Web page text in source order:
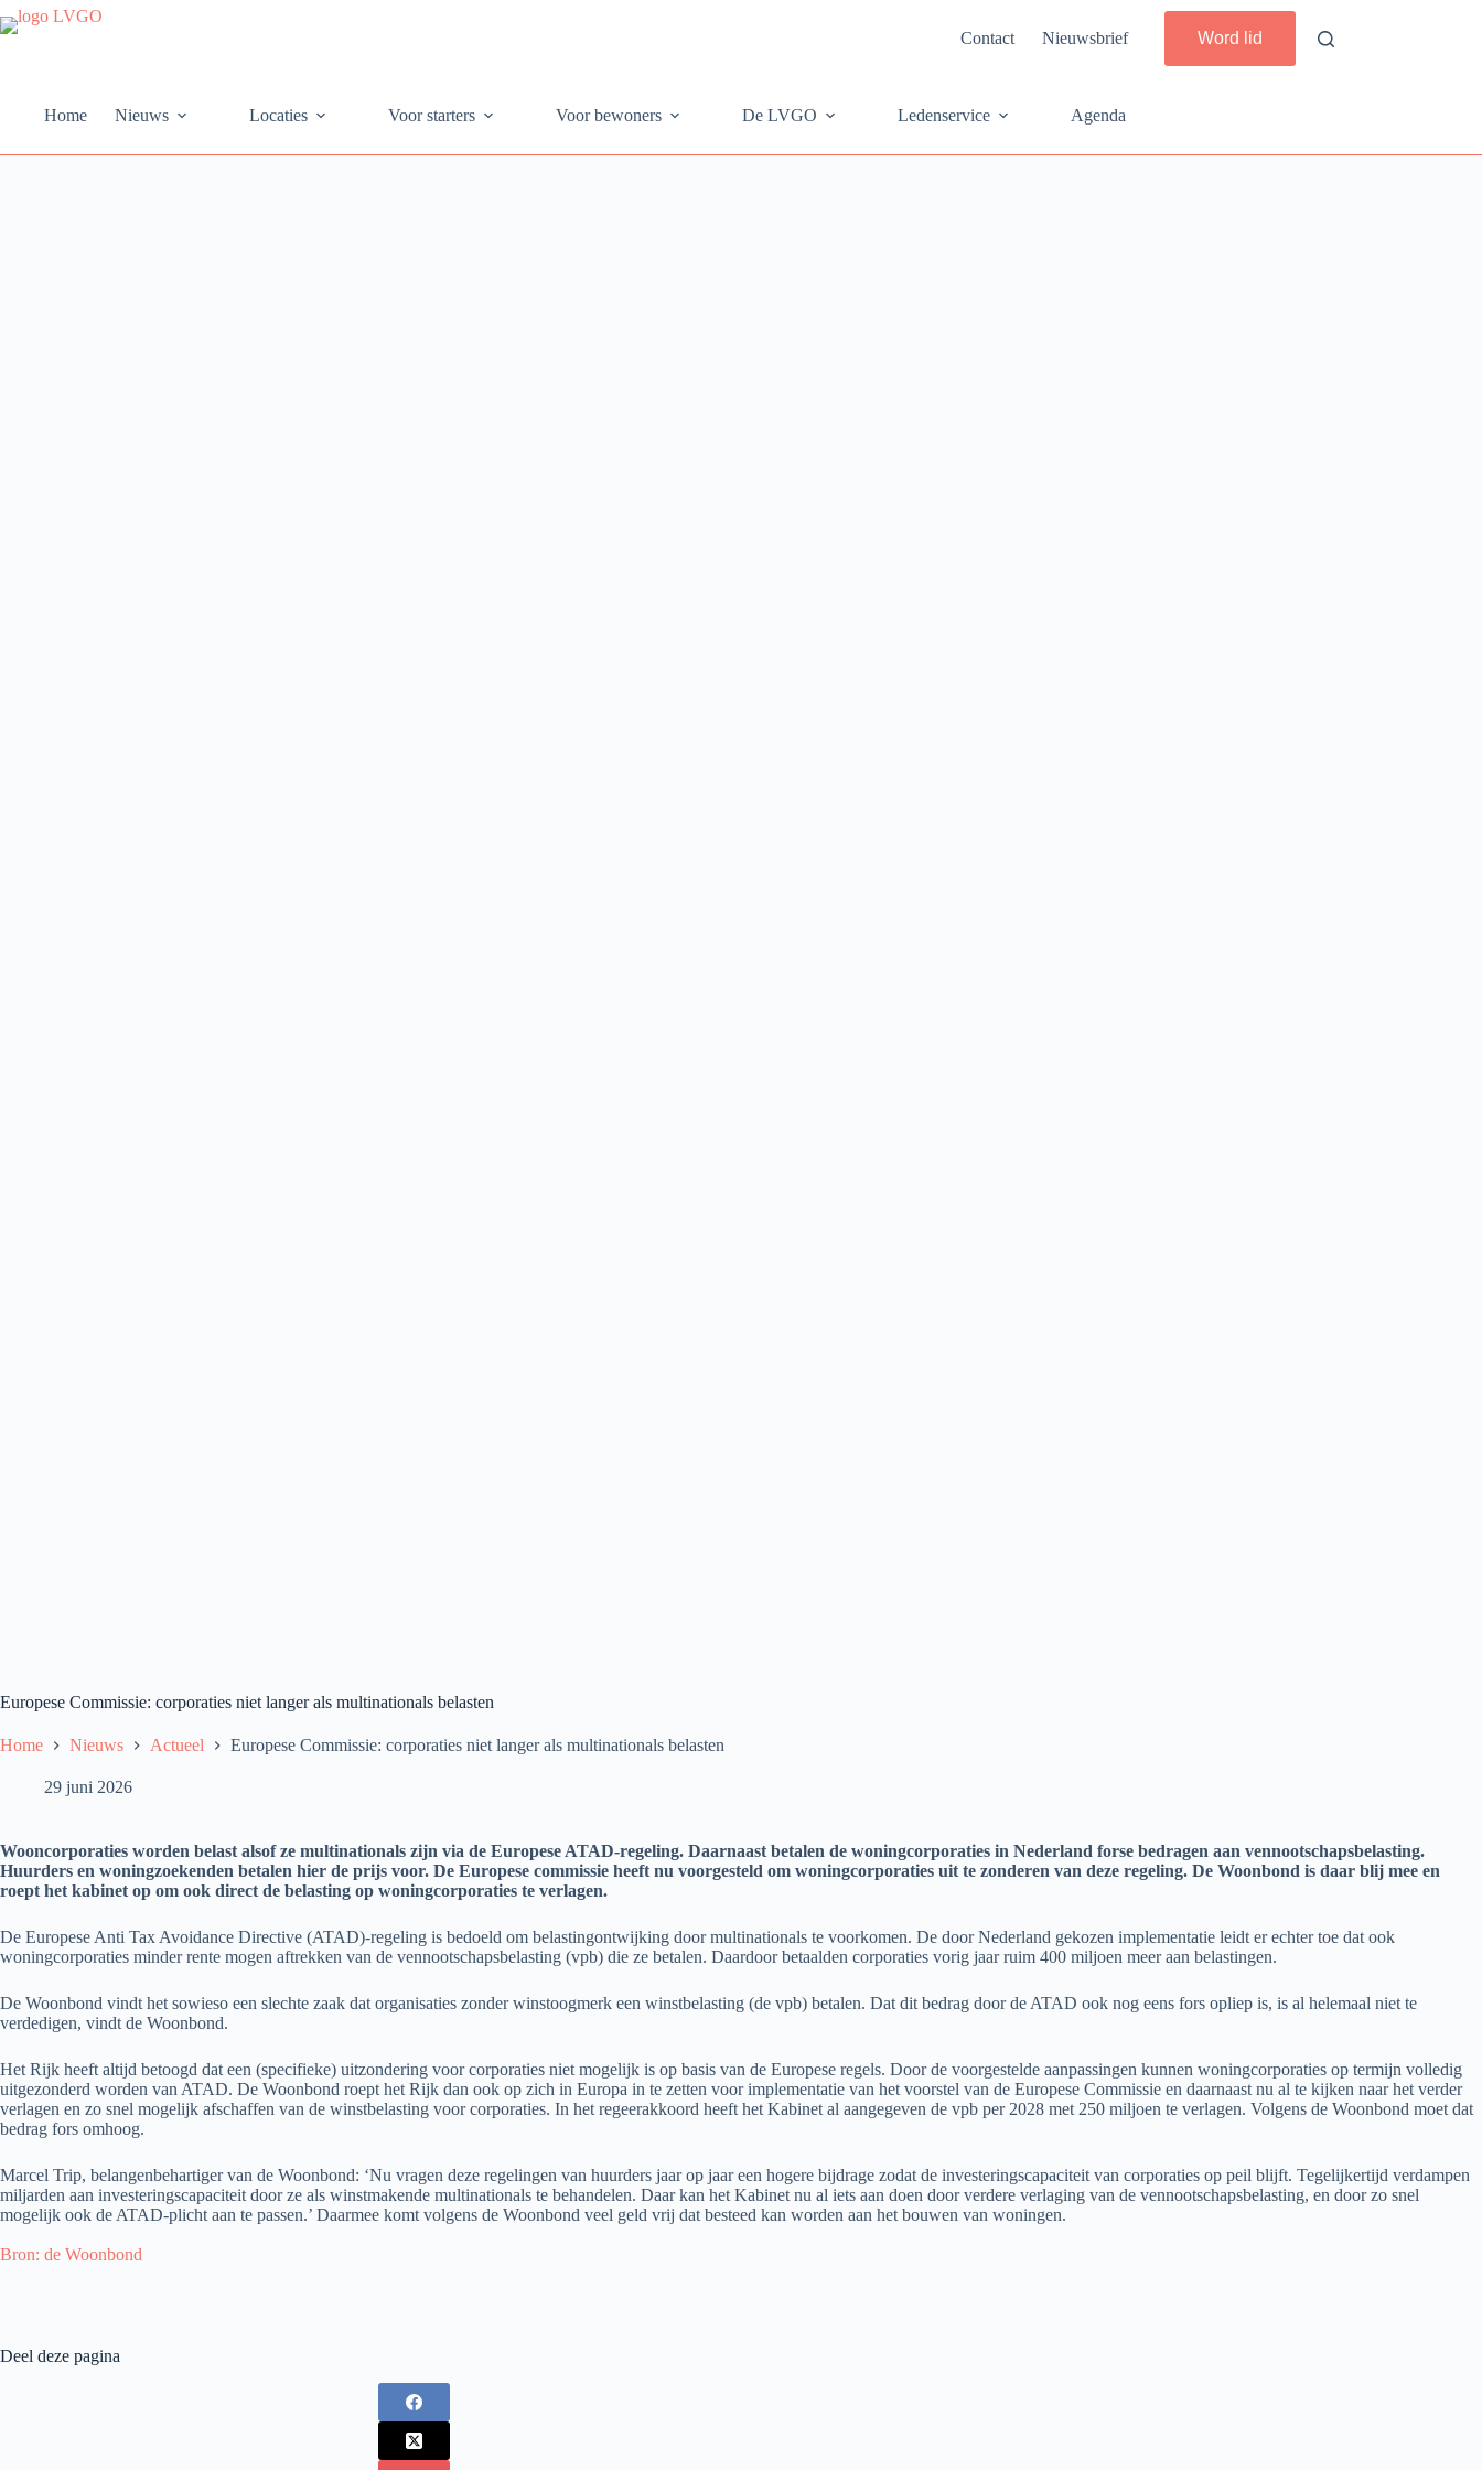
Ga
naar
Contact Nieuwsbrief Word lid
Home Nieuws Locaties Voor starters Voor bewoners De LVGO Ledenservice Agenda
Europese Commissie: corporaties niet langer als multinationals belasten
Home Nieuws Actueel Europese Commissie: corporaties niet langer als multinationals belasten
29 juni 2026
Wooncorporaties worden belast alsof ze multinationals zijn via de Europese ATAD-regeling. Daarnaast betalen de woningcorporaties in Nederland forse bedragen aan vennootschapsbelasting.
Huurders en woningzoekenden betalen hier de prijs voor. De Europese commissie heeft nu voorgesteld om woningcorporaties uit te zonderen van deze regeling. De Woonbond is daar blij mee en
roept het kabinet op om ook direct de belasting op woningcorporaties te verlagen.
De Europese Anti Tax Avoidance Directive (ATAD)-regeling is bedoeld om belastingontwijking door multinationals te voorkomen. De door Nederland gekozen implementatie leidt er echter toe dat ook
woningcorporaties minder rente mogen aftrekken van de vennootschapsbelasting (vpb) die ze betalen. Daardoor betaalden corporaties vorig jaar ruim 400 miljoen meer aan belastingen.
De Woonbond vindt het sowieso een slechte zaak dat organisaties zonder winstoogmerk een winstbelasting (de vpb) betalen. Dat dit bedrag door de ATAD ook nog eens fors opliep is, is al helemaal niet te
verdedigen, vindt de Woonbond.
Het Rijk heeft altijd betoogd dat een (specifieke) uitzondering voor corporaties niet mogelijk is op basis van de Europese regels. Door de voorgestelde aanpassingen kunnen woningcorporaties op termijn volledig
uitgezonderd worden van ATAD. De Woonbond roept het Rijk dan ook op zich in Europa in te zetten voor implementatie van het voorstel van de Europese Commissie en daarnaast nu al te kijken naar het verder
verlagen en zo snel mogelijk afschaffen van de winstbelasting voor corporaties. In het regeerakkoord heeft het Kabinet al aangegeven de vpb per 2028 met 250 miljoen te verlagen. Volgens de Woonbond moet dat
bedrag fors omhoog.
Marcel Trip, belangenbehartiger van de Woonbond: ‘Nu vragen deze regelingen van huurders jaar op jaar een hogere bijdrage zodat de investeringscapaciteit van corporaties op peil blijft. Tegelijkertijd verdampen
miljarden aan investeringscapaciteit door ze als winstmakende multinationals te behandelen. Daar kan het Kabinet nu al iets aan doen door verdere verlaging van de vennootschapsbelasting, en door zo snel
mogelijk ook de ATAD-plicht aan te passen.’ Daarmee komt volgens de Woonbond veel geld vrij dat besteed kan worden aan het bouwen van woningen.
Bron: de Woonbond
Deel deze pagina